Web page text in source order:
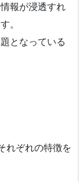
報が浸透すれ
。
となっている
れぞれの特徴を